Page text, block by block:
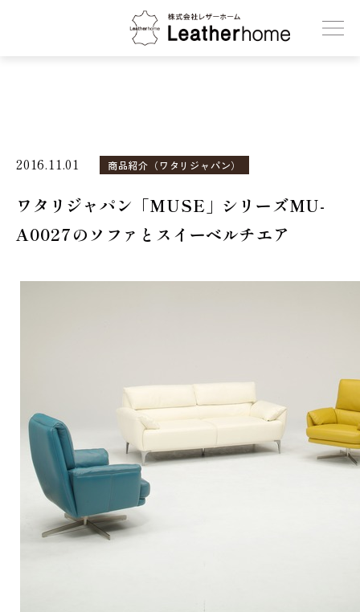
株式会社レザーホーム
2016.11.01 商品紹介（ワタリジャパン）
ワタリジャパン「MUSE」シリーズMU-
A0027のソファとスイーベルチエア